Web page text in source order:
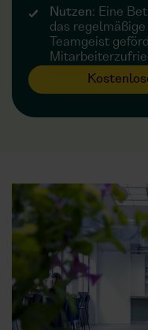
Nutzen: Eine
das regelmäßige
Teamgeist